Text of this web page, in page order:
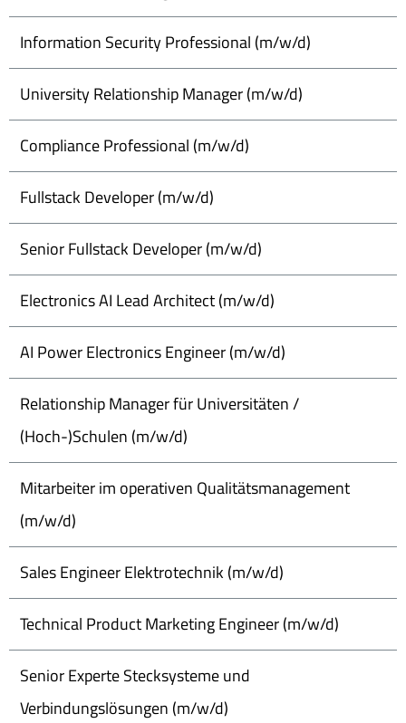
Information Security Professional (m/w/d)
University Relationship Manager (m/w/d)
Compliance Professional (m/w/d)
Fullstack Developer (m/w/d)
Senior Fullstack Developer (m/w/d)
Electronics AI Lead Architect (m/w/d)
AI Power Electronics Engineer (m/w/d)
Relationship Manager für Universitäten /
(Hoch-)Schulen (m/w/d)
Mitarbeiter im operativen Qualitätsmanagement
(m/w/d)
Sales Engineer Elektrotechnik (m/w/d)
Technical Product Marketing Engineer (m/w/d)
Senior Experte Stecksysteme und
Verbindungslösungen (m/w/d)